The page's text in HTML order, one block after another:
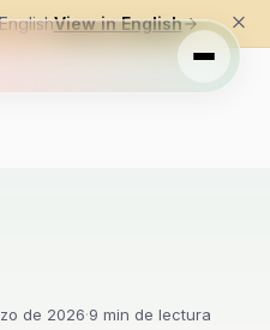
View in English
de 2026·9 min de lectura